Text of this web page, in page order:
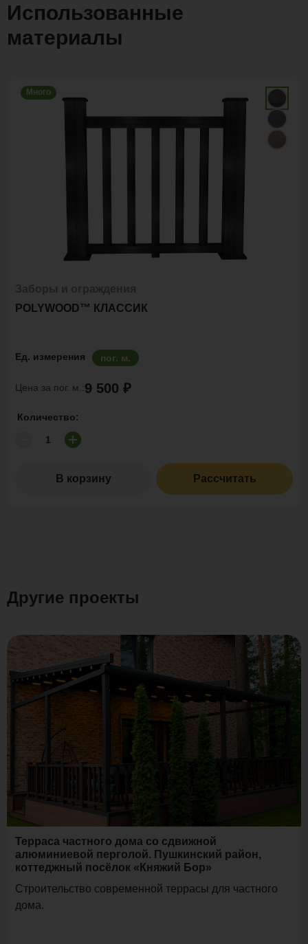
Использованные
материалы
Много
POLYWOOD™ КЛАССИК
Ед. измерения пог. м.
Цена за пог. м.:9 500 ₽
Количество:
В корзину Рассчитать
Другие проекты
Терраса частного дома со сдвижной
алюминиевой перголой. Пушкинский район,
коттеджный посёлок «Княжий Бор»
Строительство современной террасы для частного
дома.